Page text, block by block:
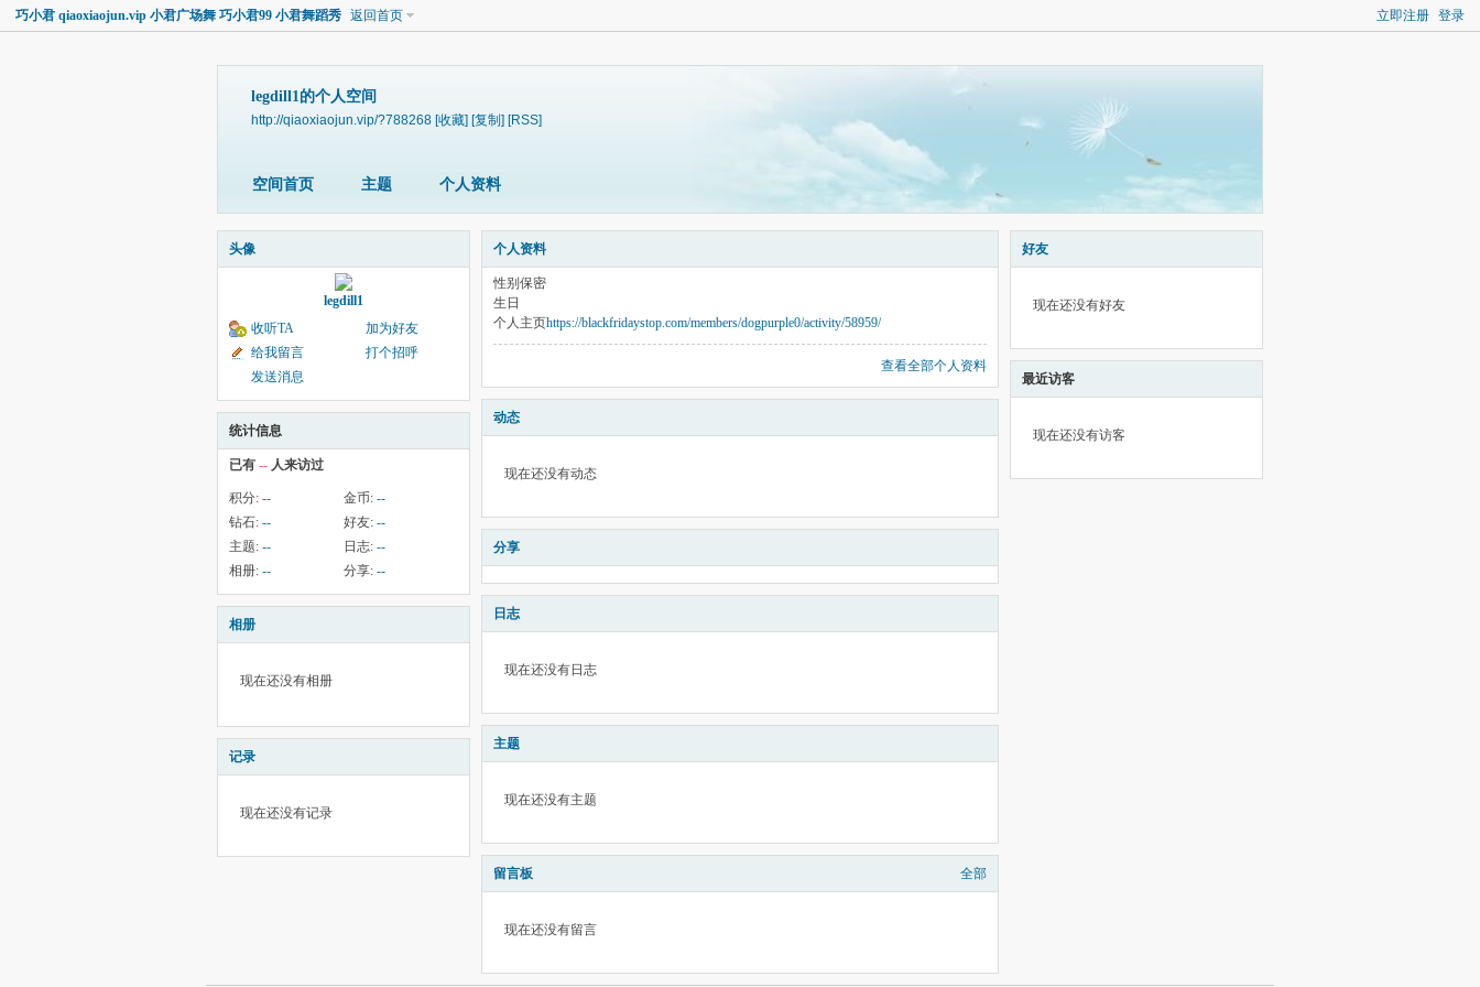
立即注册 登录
巧小君 qiaoxiaojun.vip 小君广场舞 巧小君99 小君舞蹈秀 返回首页
legdill1的个人空间
http://qiaoxiaojun.vip/?788268 [收藏] [复制] [RSS]
空间首页 主题 个人资料
头像
legdill1
收听TA
加为好友
给我留言
打个招呼
发送消息
统计信息
已有 -- 人来访过
积分: -- 金币: --
钻石: -- 好友: --
主题: -- 日志: --
相册: -- 分享: --
相册
现在还没有相册
记录
现在还没有记录
个人资料
性别 保密
生日
个人主页https://blackfridaystop.com/members/dogpurple0/activity/58959/
查看全部个人资料
动态
现在还没有动态
分享
日志
现在还没有日志
主题
现在还没有主题
留言板 全部
现在还没有留言
好友
现在还没有好友
最近访客
现在还没有访客